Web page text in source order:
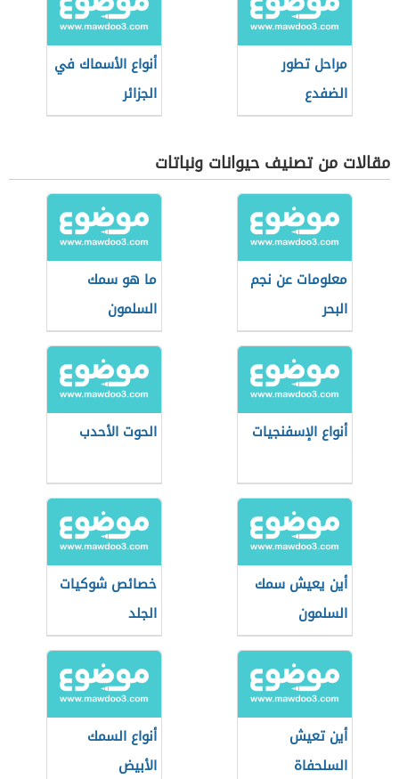
مراحل تطور
الضفدع
أنواع الأسماك في
الجزائر
مقالات من تصنيف حيوانات ونباتات
معلومات عن نجم
البحر
ما هو سمك
السلمون
أنواع الإسفنجيات الحوت الأحدب
أين يعيش سمك
السلمون
خصائص شوكيات
الجلد
أين تعيش
السلحفاة
أنواع السمك
الأبيض